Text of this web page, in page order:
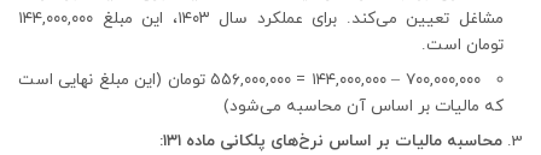
مشاغل تعیین می‌کند. برای عملکرد سال ۱۴۰۳، این مبلغ ۱۴۴,۰۰۰,۰۰۰
تومان است.
۷۰۰,۰۰۰,۰۰۰ – ۱۴۴,۰۰۰,۰۰۰ = ۵۵۶,۰۰۰,۰۰۰ تومان (این مبلغ نهایی است
که مالیات بر اساس آن محاسبه می‌شود)
محاسبه مالیات بر اساس نرخ‌های پلکانی ماده ۱۳۱: